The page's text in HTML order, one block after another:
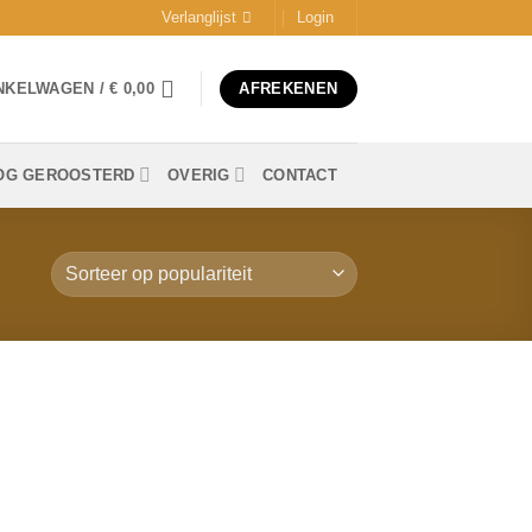
Verlanglijst Login
/€ 0,00 AFREKENEN
GEROOSTERD OVERIG CONTACT